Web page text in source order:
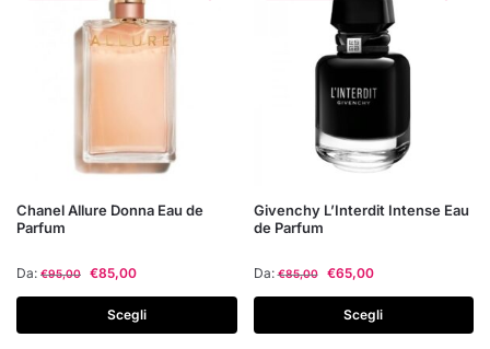
prodotto
Chanel Allure Donna Eau de
Parfum
Da: €95,00 €85,00
Scegli
Questo
prodotto
Le
Givenchy L’Interdit Intense Eau
de Parfum
Da:€85,00 €65,00
Scegli
Questo
prodotto
Le